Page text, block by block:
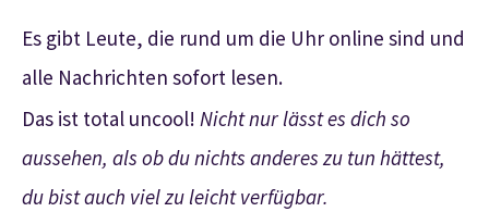
Es gibt Leute, die rund um die Uhr online sind und
alle Nachrichten sofort lesen.
Das ist total uncool! Nicht nur lässt es dich so
aussehen, als ob du nichts anderes zu tun hättest,
du bist auch viel zu leicht verfügbar.